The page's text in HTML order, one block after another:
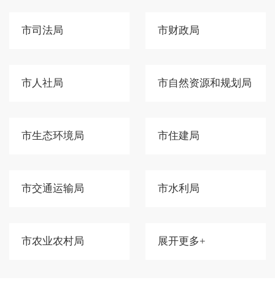
市司法局 市财政局
市人社局 市自然资源和规划局
市生态环境局 市住建局
市交通运输局 市水利局
市农业农村局 展开更多+